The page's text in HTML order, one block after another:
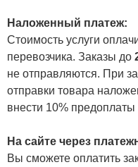
Наложенный платеж:
Стоимость услуги
перевозчика. Заказы до
не отправляются. При
отправки товара
внести 10%
На сайте через
Вы сможете оплатить